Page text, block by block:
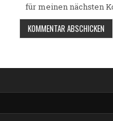
für meinen nächsten